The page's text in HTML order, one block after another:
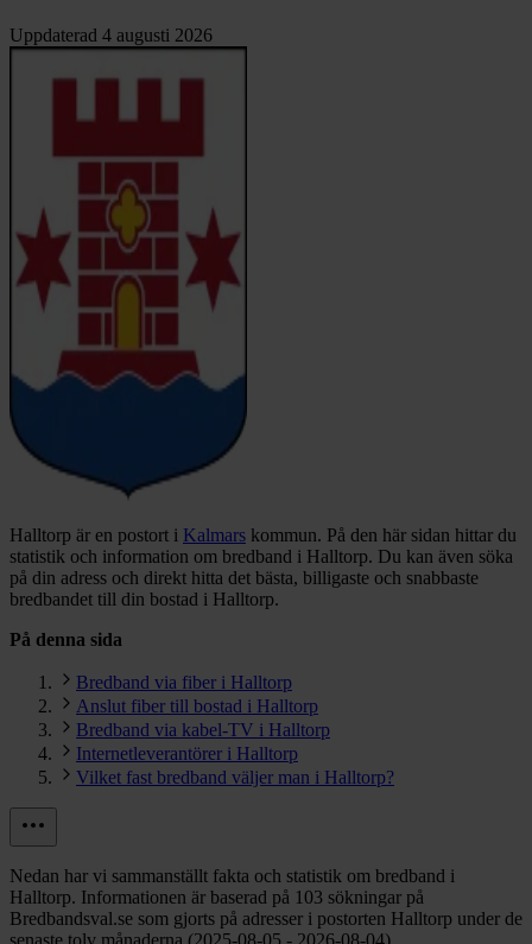
Uppdaterad 4 augusti 2026
Halltorp är en postort i Kalmars kommun. På den här sidan hittar du
statistik och information om bredband i Halltorp. Du kan även söka
på din adress och direkt hitta det bästa, billigaste och snabbaste
bredbandet till din bostad i Halltorp.
På denna sida
Bredband via fiber i Halltorp
Anslut fiber till bostad i Halltorp
Bredband via kabel-TV i Halltorp
Internetleverantörer i Halltorp
Vilket fast bredband väljer man i Halltorp?
Nedan har vi sammanställt fakta och statistik om bredband i
Halltorp. Informationen är baserad på 103 sökningar på
Bredbandsval.se som gjorts på adresser i postorten Halltorp under de
senaste tolv månaderna (2025-08-05 - 2026-08-04).